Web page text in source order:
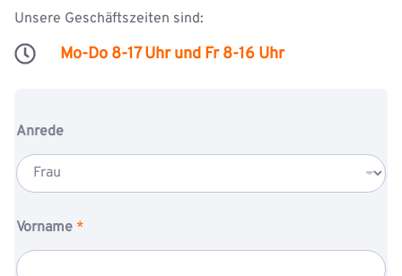
Anrede
Vorname *
Unsere Geschäftszeiten sind:
Mo-Do 8-17 Uhr und Fr 8-16 Uhr